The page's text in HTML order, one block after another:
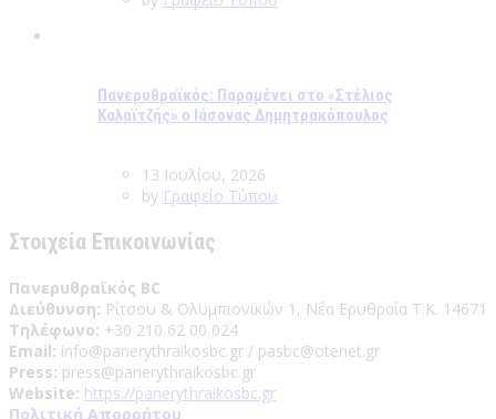
Πανερυθραϊκός: Παραμένει στο «Στέλιος
Καλαϊτζής» ο Ιάσονας Δημητρακόπουλος
13 Ιουλίου, 2026
by Γραφείο Τύπου
Στοιχεία Επικοινωνίας
Πανερυθραϊκός BC
Διεύθυνση: Ρίτσου & Ολυμπιονικών 1, Νέα Ερυθραία Τ.Κ. 14671
Τηλέφωνο: +30 210 62 00 024
Email: info@panerythraikosbc.gr / pasbc@otenet.gr
Press: press@panerythraikosbc.gr
Website: https://panerythraikosbc.gr
Πολιτική Απορρήτου